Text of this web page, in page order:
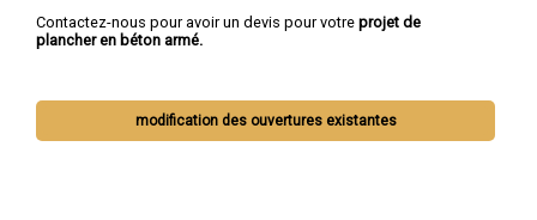
Contactez-nous pour avoir un devis pour votre projet de
plancher en béton armé.
modification des ouvertures existantes